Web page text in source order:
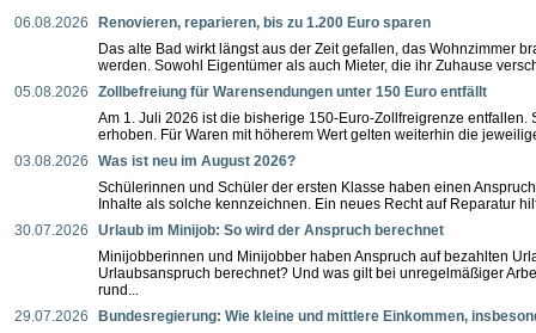
06.08.2026
Renovieren, reparieren, bis zu 1.200 Euro sparen
Das alte Bad wirkt längst aus der Zeit gefallen, das Wohnzimmer
werden. Sowohl Eigentümer als auch Mieter, die ihr Zuhause
05.08.2026
Zollbefreiung für Warensendungen unter 150 Euro entfällt
Am 1. Juli 2026 ist die bisherige 150-Euro-Zollfreigrenze
erhoben. Für Waren mit höherem Wert gelten weiterhin die
03.08.2026
Was ist neu im August 2026?
Schülerinnen und Schüler der ersten Klasse haben einen
Inhalte als solche kennzeichnen. Ein neues Recht auf Reparatur
30.07.2026
Urlaub im Minijob: So wird der Anspruch berechnet
Minijobberinnen und Minijobber haben Anspruch auf bezahlten
Urlaubsanspruch berechnet? Und was gilt bei unregelmäßiger
rund...
29.07.2026
Bundesregierung: Wie kleine und mittlere Einkommen,